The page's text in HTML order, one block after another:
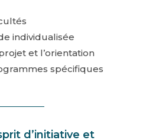
individualisée
et l’orientation
spécifiques
d’initiative et